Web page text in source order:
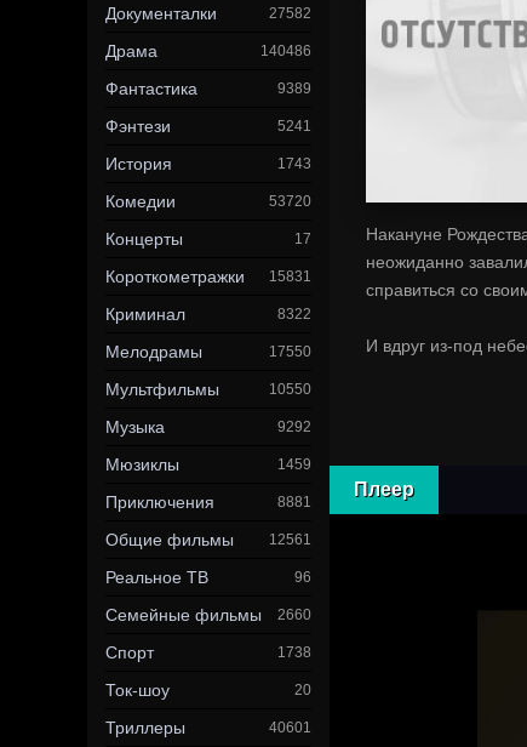
Документалки 27582
Драма 140486
Фантастика 9389
Фэнтези 5241
История 1743
Комедии 53720
Концерты 17
Короткометражки 15831
Криминал 8322
Мелодрамы 17550
Мультфильмы 10550
Музыка 9292
Мюзиклы 1459
Приключения 8881
Общие фильмы 12561
Реальное ТВ 96
Семейные фильмы 2660
Спорт 1738
Ток-шоу 20
Триллеры 40601
Накануне
неожиданно
справиться со
И вдруг из-под
Плеер